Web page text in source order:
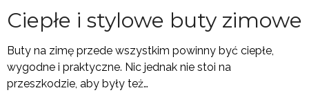
Ciepłe i stylowe buty zimowe
Buty na zimę przede wszystkim powinny być ciepłe,
wygodne i praktyczne. Nic jednak nie stoi na
przeszkodzie, aby były też…